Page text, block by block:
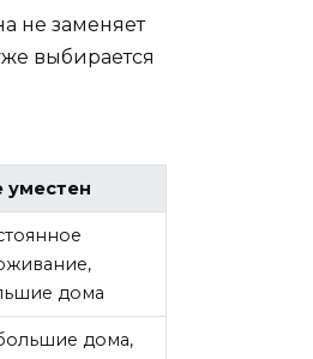
не заменяет
выбирается
уместен
дома
дома,